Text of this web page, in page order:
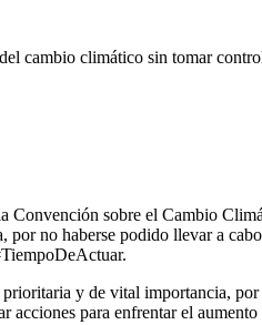
cambio climático sin tomar
Convención sobre el Cambio
no haberse podido llevar a
y de vital importancia,
para enfrentar el